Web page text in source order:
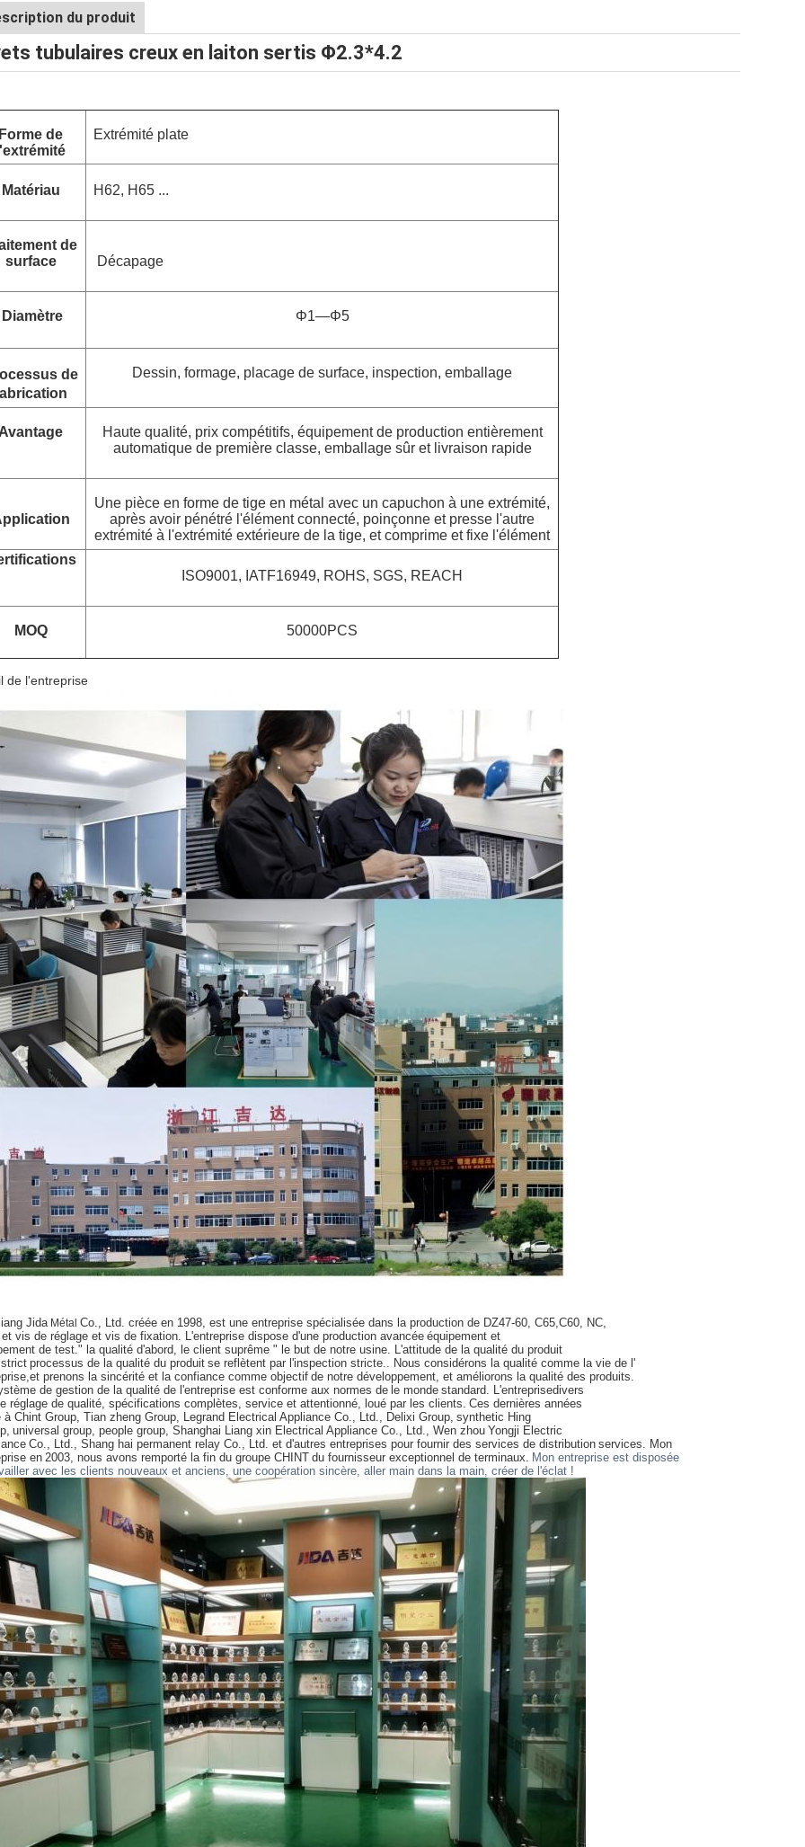
du produit
tubulaires creux en laiton sertis Φ2.3*4.2
de
Extrémité plate
Matériau H62, H65 ...
de
surface
Décapage
Φ1—Φ5
de
Dessin, formage, placage de surface, inspection, emballage
Haute qualité, prix compétitifs, équipement de production entièrement
automatique de première classe, emballage sûr et livraison rapide
Une pièce en forme de tige en métal avec un capuchon à une extrémité,
après avoir pénétré l'élément connecté, poinçonne et presse l'autre
extrémité à l'extrémité extérieure de la tige, et comprime et fixe l'élément
ISO9001, IATF16949, ROHS, SGS, REACH
MOQ 50000PCS
de l'entreprise
JidaMétal Co., Ltd. créée en 1998, est une entreprise spécialisée dans la production de DZ47-60, C65,C60, NC,
et vis de réglage et vis de fixation. L'entreprise dispose d'une production avancée équipement et
de test." la qualité d'abord, le client suprême " le but de notre usine. L'attitude de la qualité du produit
processus de la qualité du produit se reflètent par l'inspection stricte.. Nous considérons la qualité comme la vie de l'
et prenons la sincérité et la confiance comme objectif de notre développement, et améliorons la qualité des produits.
de gestion de la qualité de l'entreprise est conforme aux normes de le monde standard. L'entreprisedivers
réglage de qualité, spécifications complètes, service et attentionné, loué par les clients. Ces dernières années
à Chint Group, Tian zheng Group, Legrand Electrical Appliance Co., Ltd., Delixi Group, synthetic Hing
universal group, people group, Shanghai Liang xin Electrical Appliance Co., Ltd., Wen zhou Yongji Electric
Co., Ltd., Shang hai permanent relay Co., Ltd. et d'autres entreprises pour fournir des services de distribution services. Mon
en 2003, nous avons remporté la fin du groupe CHINT du fournisseur exceptionnel de terminaux. Mon entreprise est disposée
avec les clients nouveaux et anciens, une coopération sincère, aller main dans la main, créer de l'éclat !